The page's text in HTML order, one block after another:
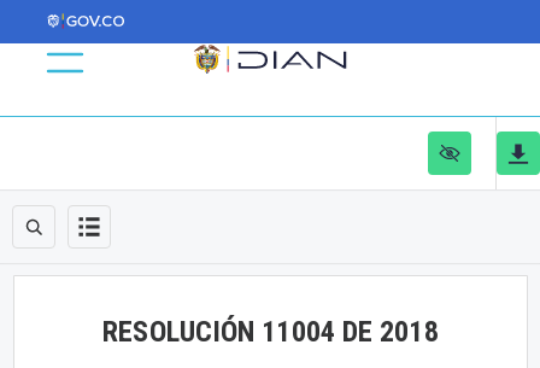
RESOLUCIÓN 11004 DE 2018